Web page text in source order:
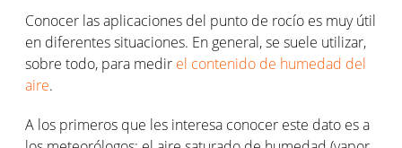
Conocer las aplicaciones del punto de rocío es muy útil
en diferentes situaciones. En general, se suele utilizar,
sobre todo, para medir el contenido de humedad del
aire.
A los primeros que les interesa conocer este dato es a